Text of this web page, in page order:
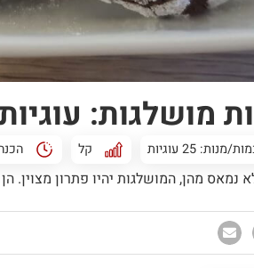
מושלגות:
מנות: 25 עוגיות קל
מהן, המושלגות יהיו פתרון מצוין.